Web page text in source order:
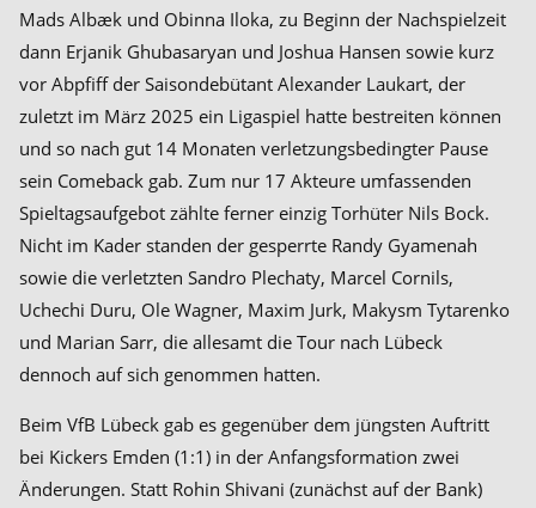
Mads Albæk und Obinna Iloka, zu Beginn der Nachspielzeit
dann Erjanik Ghubasaryan und Joshua Hansen sowie kurz
vor Abpfiff der Saisondebütant Alexander Laukart, der
zuletzt im März 2025 ein Ligaspiel hatte bestreiten können
und so nach gut 14 Monaten verletzungsbedingter Pause
sein Comeback gab. Zum nur 17 Akteure umfassenden
Spieltagsaufgebot zählte ferner einzig Torhüter Nils Bock.
Nicht im Kader standen der gesperrte Randy Gyamenah
sowie die verletzten Sandro Plechaty, Marcel Cornils,
Uchechi Duru, Ole Wagner, Maxim Jurk, Makysm Tytarenko
und Marian Sarr, die allesamt die Tour nach Lübeck
dennoch auf sich genommen hatten.
Beim VfB Lübeck gab es gegenüber dem jüngsten Auftritt
bei Kickers Emden (1:1) in der Anfangsformation zwei
Änderungen. Statt Rohin Shivani (zunächst auf der Bank)